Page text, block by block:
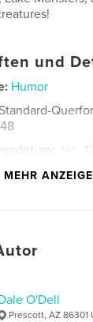
und
Humor
Standard-
Jan.
bigfoot
MEHR
O'Dell
Prescott, AZ 86301